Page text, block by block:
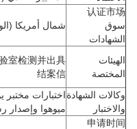
认证市场
سوق
الشهادات
شمال أمريكا
الهيئات
المختصة
室检测并出具
结案信
وكالات الشهادة
والاختبار
اختبارات مختبر
ميوهوا وإصدار
申请时间